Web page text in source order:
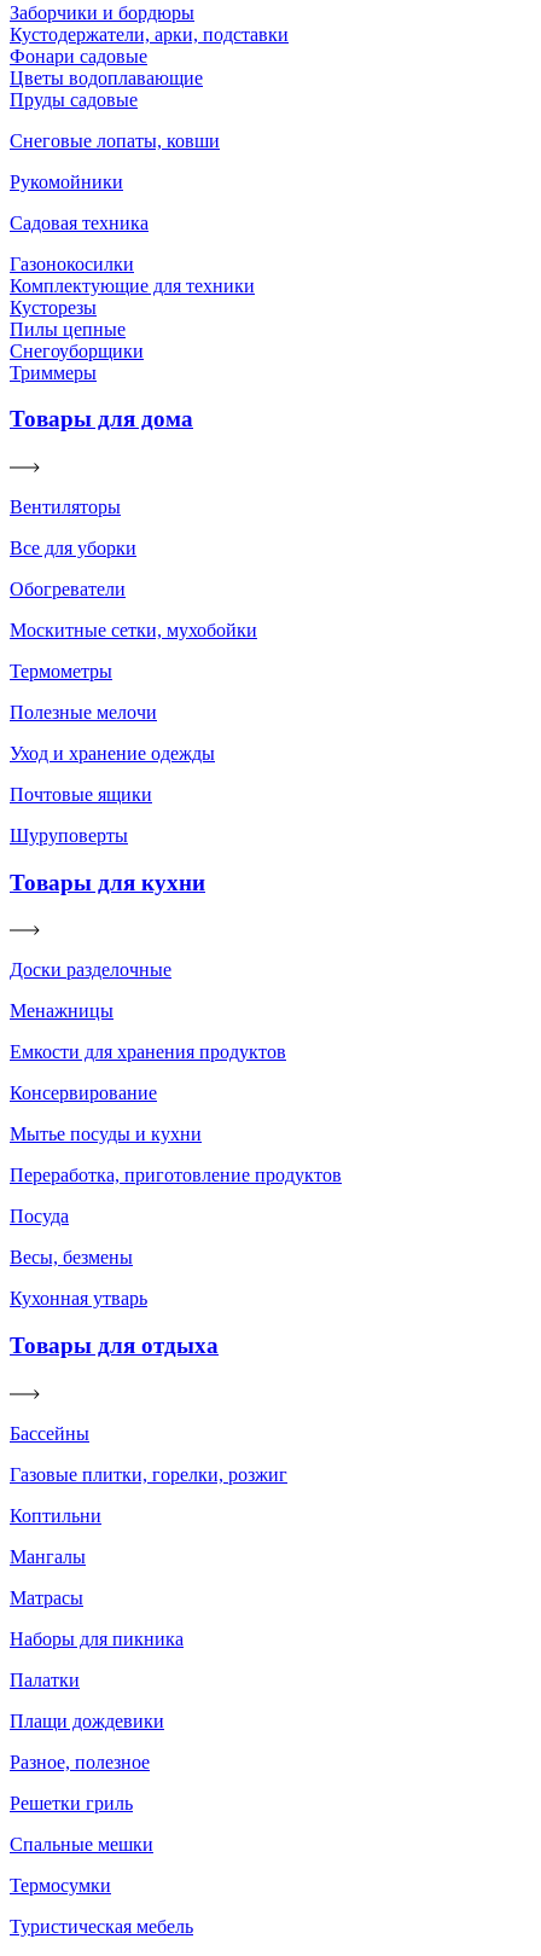
Заборчики и бордюры
Кустодержатели, арки, подставки
Фонари садовые
Цветы водоплавающие
Пруды садовые
Снеговые лопаты, ковши
Рукомойники
Садовая техника
Газонокосилки
Комплектующие для техники
Кусторезы
Пилы цепные
Снегоуборщики
Триммеры
Товары для дома
Вентиляторы
Все для уборки
Обогреватели
Москитные сетки, мухобойки
Термометры
Полезные мелочи
Уход и хранение одежды
Почтовые ящики
Шуруповерты
Товары для кухни
Доски разделочные
Менажницы
Емкости для хранения продуктов
Консервирование
Мытье посуды и кухни
Переработка, приготовление продуктов
Посуда
Весы, безмены
Кухонная утварь
Товары для отдыха
Бассейны
Газовые плитки, горелки, розжиг
Коптильни
Мангалы
Матрасы
Наборы для пикника
Палатки
Плащи дождевики
Разное, полезное
Решетки гриль
Спальные мешки
Термосумки
Туристическая мебель